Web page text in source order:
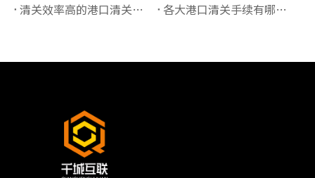
清关效率高的港口清关公司有哪些推荐？
各大港口清关手续有哪些必须准备的资料？